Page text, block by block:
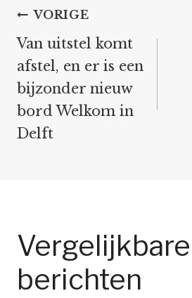
Bericht
navigatie
VORIGE
Van uitstel komt
afstel, en er is een
bijzonder nieuw
bord Welkom in
Delft
Vergelijkbare
berichten